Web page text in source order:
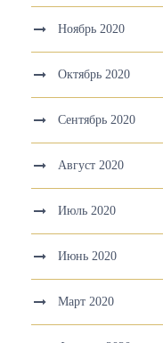
Ноябрь 2020
Октябрь 2020
Сентябрь 2020
Август 2020
Июль 2020
Июнь 2020
Март 2020